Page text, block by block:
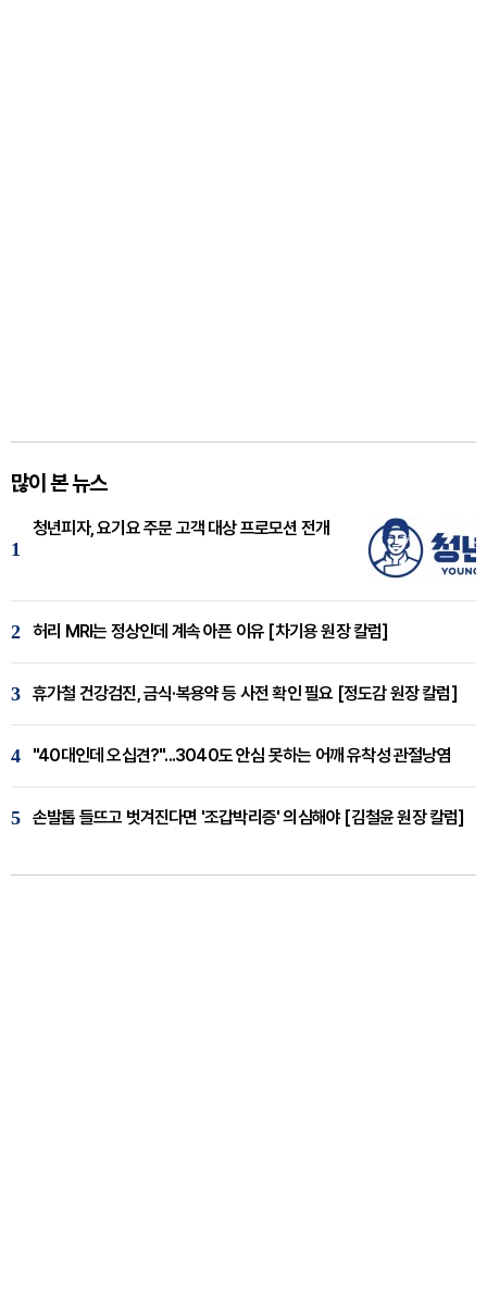
많이 본 뉴스
1
청년피자, 요기요 주문 고객 대상 프로모션 전개
2 허리 MRI는 정상인데 계속 아픈 이유 [차기용 원장 칼럼]
3 휴가철 건강검진, 금식·복용약 등 사전 확인 필요 [정도감 원장 칼럼]
4 "40대인데 오십견?"...3040도 안심 못하는 어깨 유착성 관절낭염
5 손발톱 들뜨고 벗겨진다면 '조갑박리증' 의심해야 [김철윤 원장 칼럼]